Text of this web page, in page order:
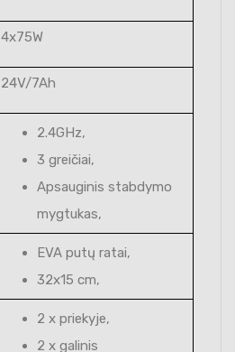
4x75W
24V/7Ah
2.4GHz,
3 greičiai,
Apsauginis stabdymo
mygtukas,
EVA putų ratai,
32x15 cm,
2 x priekyje,
2 x galinis